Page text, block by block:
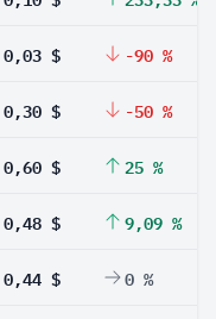
0,03 $ -90 %
0,30 $ -50 %
0,60 $ 25 %
0,48 $ 9,09 %
0,44 $ 0 %